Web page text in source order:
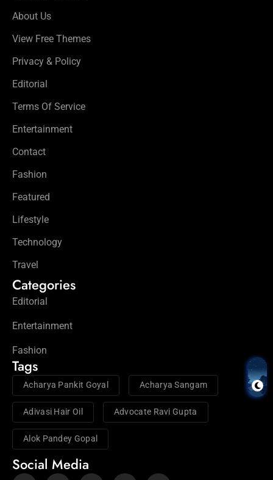
About Us
View Free Themes
Privacy & Policy
Editorial
Terms Of Service
Entertainment
Contact
Fashion
Featured
Lifestyle
Technology
Travel
Categories
Editorial
Entertainment
Fashion
Tags
Acharya Pankit Goyal Acharya Sangam
Adivasi Hair Oil Advocate Ravi Gupta
Alok Pandey Gopal
Social Media